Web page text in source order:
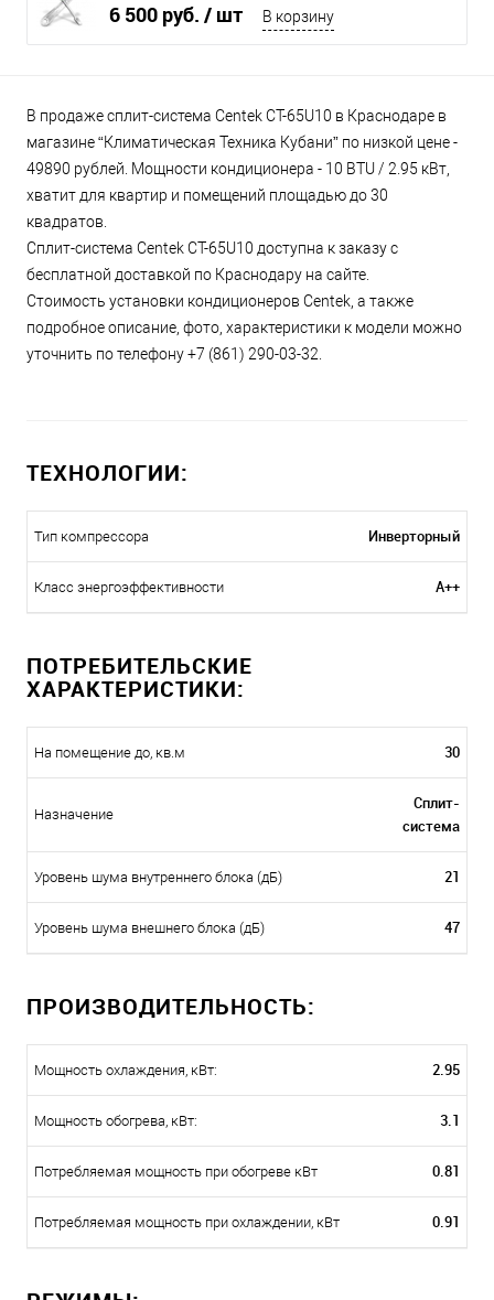
6 500 руб. / шт В корзину
В продаже сплит-система Centek CT-65U10 в Краснодаре в
магазине “Климатическая Техника Кубани” по низкой цене -
49890 рублей. Мощности кондиционера - 10 BTU / 2.95 кВт,
хватит для квартир и помещений площадью до 30
квадратов.
Сплит-система Centek CT-65U10 доступна к заказу с
бесплатной доставкой по Краснодару на сайте.
Стоимость установки кондиционеров Centek, а также
подробное описание, фото, характеристики к модели можно
уточнить по телефону +7 (861) 290-03-32.
ТЕХНОЛОГИИ:
Тип компрессора Инверторный
Класс энергоэффективности A++
ПОТРЕБИТЕЛЬСКИЕ
ХАРАКТЕРИСТИКИ:
На помещение до, кв.м 30
Назначение
Сплит-
система
Уровень шума внутреннего блока (дБ) 21
Уровень шума внешнего блока (дБ) 47
ПРОИЗВОДИТЕЛЬНОСТЬ:
Мощность охлаждения, кВт: 2.95
Мощность обогрева, кВт: 3.1
Потребляемая мощность при обогреве кВт 0.81
Потребляемая мощность при охлаждении, кВт 0.91